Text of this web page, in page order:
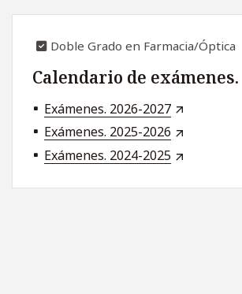
Doble Grado en Farmacia/Óptica
Calendario de exámenes.
Exámenes. 2026-2027
Exámenes. 2025-2026
Exámenes. 2024-2025